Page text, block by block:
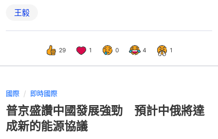
王毅
29 1 0 4 1
國際 即時國際
普京盛讚中國發展強勁 預計中俄將達
成新的能源協議